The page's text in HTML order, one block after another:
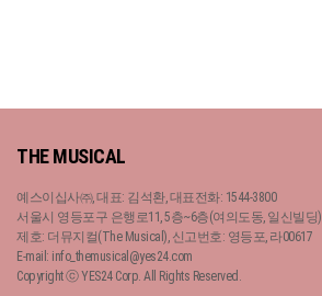
THE MUSICAL
예스이십사㈜, 대표: 김석환, 대표전화: 1544-3800
서울시 영등포구 은행로11, 5층~6층(여의도동, 일신빌딩)
제호: 더뮤지컬(The Musical), 신고번호: 영등포, 라00617
E-mail: info_themusical@yes24.com
Copyright ⓒ YES24 Corp. All Rights Reserved.